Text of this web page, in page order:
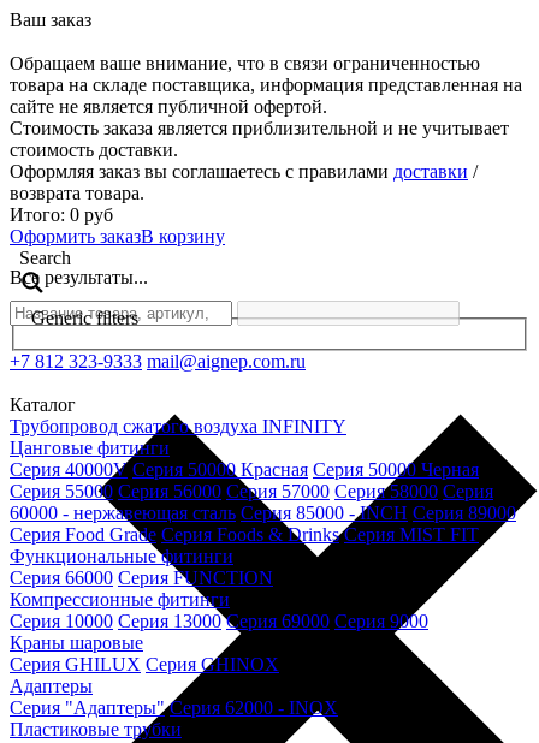
Ваш заказ
Обращаем ваше внимание, что в связи ограниченностью
товара на складе поставщика, информация представленная на
сайте не является публичной офертой.
Стоимость заказа является приблизительной и не учитывает
стоимость доставки.
Оформляя заказ вы соглашаетесь с правилами доставки /
возврата товара.
Итого: 0 руб
Оформить заказВ корзину
Search
Все результаты...
Generic filters
+7 812 323-9333 mail@aignep.com.ru
Каталог
Трубопровод сжатого воздуха INFINITY
Цанговые фитинги
Серия 40000V Серия 50000 Красная Серия 50000 Черная
Серия 55000 Серия 56000 Серия 57000 Серия 58000 Серия
60000 - нержавеющая сталь Серия 85000 - INCH Серия 89000
Серия Food Grade Серия Foods & Drinks Серия MIST FIT
Функциональные фитинги
Серия 66000 Серия FUNCTION
Компрессионные фитинги
Серия 10000 Серия 13000 Серия 69000 Серия 9000
Краны шаровые
Серия GHILUX Серия GHINOX
Адаптеры
Серия "Адаптеры" Серия 62000 - INOX
Пластиковые трубки